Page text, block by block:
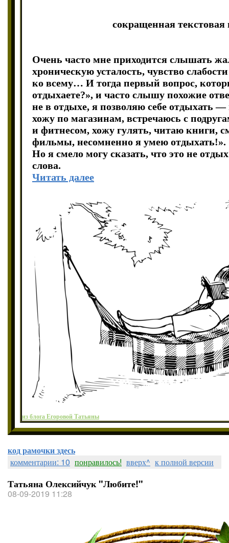
сокращенная текстовая
Очень часто мне приходится слышать
хроническую усталость, чувство
ко всему… И тогда первый вопрос,
отдыхаете?», и часто слышу похожие
не в отдыхе, я позволяю себе отдыхать —
хожу по магазинам, встречаюсь с
и фитнесом, хожу гулять, читаю книги,
фильмы, несомненно я умею отдыхать!».
Но я смело могу сказать, что это не
слова.
Читать далее
из блога Егоровой Татьяны
код рамочки здесь
комментарии: 10 понравилось! вверх^ к полной версии
Татьяна Олексийчук "Любите!"
08-09-2019 11:28